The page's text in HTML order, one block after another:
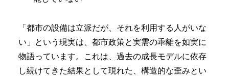
「都市の設備は立派だが、それを利用する人がいな
い」という現実は、都市政策と実需の乖離を如実に
物語っています。これは、過去の成長モデルに依存
し続けてきた結果として現れた、構造的な歪みとい